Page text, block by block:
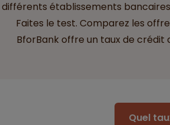
différents établissements
Faites le test. Comparez les
BforBank offre un taux de crédit
Quel